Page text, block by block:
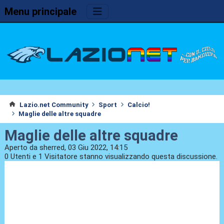
Menu principale
Lazio.net Community Sport
Calcio!
Maglie delle altre squadre
Maglie delle altre squadre
Aperto da sherred, 03 Giu 2022, 14:15
0 Utenti e 1 Visitatore stanno visualizzando questa discussione.